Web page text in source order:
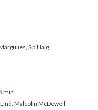
Sid Haig
min
Malcolm McDowell